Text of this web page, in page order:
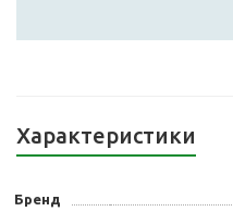
Характеристики
Бренд